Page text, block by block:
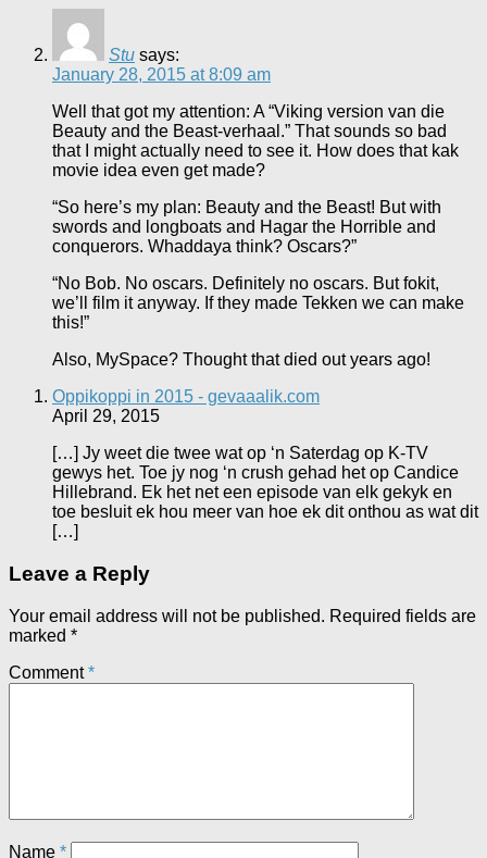
Stu says:
January 28, 2015 at 8:09 am
Well that got my attention: A “Viking version van die
Beauty and the Beast-verhaal.” That sounds so bad
that I might actually need to see it. How does that kak
movie idea even get made?
“So here’s my plan: Beauty and the Beast! But with
swords and longboats and Hagar the Horrible and
conquerors. Whaddaya think? Oscars?”
“No Bob. No oscars. Definitely no oscars. But fokit,
we’ll film it anyway. If they made Tekken we can make
this!”
Also, MySpace? Thought that died out years ago!
Oppikoppi in 2015 - gevaaalik.com
April 29, 2015
[…] Jy weet die twee wat op ‘n Saterdag op K-TV
gewys het. Toe jy nog ‘n crush gehad het op Candice
Hillebrand. Ek het net een episode van elk gekyk en
toe besluit ek hou meer van hoe ek dit onthou as wat dit
[…]
Leave a Reply
Your email address will not be published. Required fields are
marked *
Comment*
Name *